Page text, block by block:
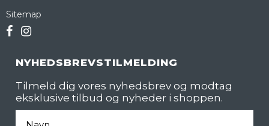
Sitemap
NYHEDSBREVSTILMELDING
Tilmeld dig vores nyhedsbrev og modtag
eksklusive tilbud og nyheder i shoppen.